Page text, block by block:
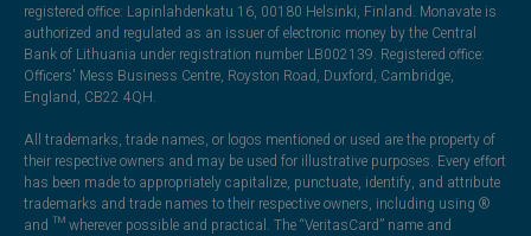
registered office: Lapinlahdenkatu 16, 00180 Helsinki, Finland. Monavate is
authorized and regulated as an issuer of electronic money by the Central
Bank of Lithuania under registration number LB002139. Registered office:
Officers' Mess Business Centre, Royston Road, Duxford, Cambridge,
England, CB22 4QH.
All trademarks, trade names, or logos mentioned or used are the property of
their respective owners and may be used for illustrative purposes. Every effort
has been made to appropriately capitalize, punctuate, identify, and attribute
trademarks and trade names to their respective owners, including using ®
and ™ wherever possible and practical. The “VeritasCard” name and